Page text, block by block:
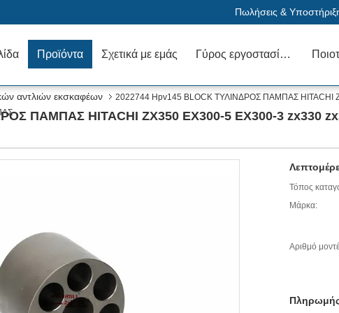
Πωλήσεις &
Προϊόντα Σχετικά με εμάς Γύρος εργοστασίων
αντλιών εκσκαφέων
2022744 Hpv145 BLOCK ΤΥΛΙΝΔΡΟΣ ΠΑΜΠΑΣ HITACHI
ΠΑΜΠΑΣ HITACHI ZX350 EX300-5 EX300-3 zx330
Τόπος
Μάρκα:
Αριθμό